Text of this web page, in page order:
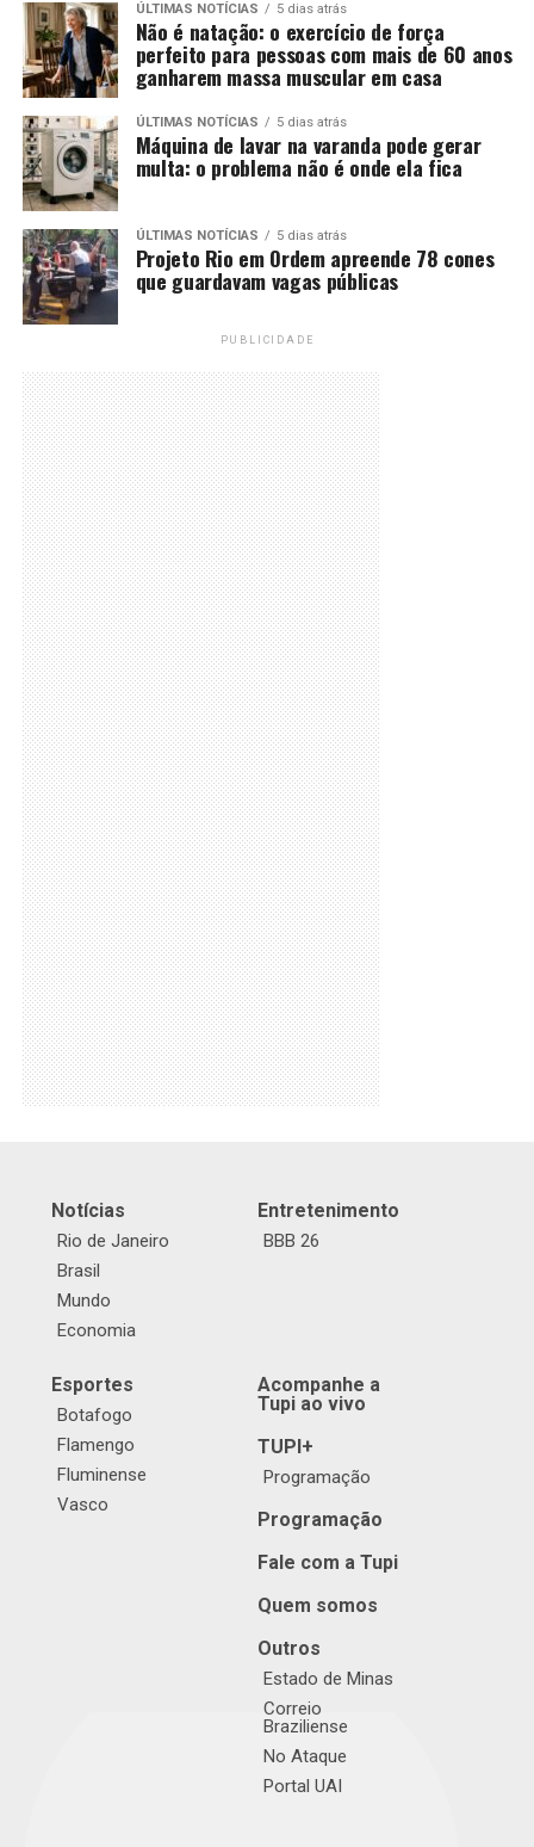
ÚLTIMAS NOTÍCIAS 5 dias atrás
Não é natação: o exercício de força
perfeito para pessoas com mais de 60 anos
ganharem massa muscular em casa
ÚLTIMAS NOTÍCIAS 5 dias atrás
Máquina de lavar na varanda pode gerar
multa: o problema não é onde ela fica
ÚLTIMAS NOTÍCIAS 5 dias atrás
Projeto Rio em Ordem apreende 78 cones
que guardavam vagas públicas
PUBLICIDADE
Notícias
Rio de Janeiro
Brasil
Mundo
Economia
Entretenimento
BBB 26
Esportes
Botafogo
Flamengo
Fluminense
Vasco
Acompanhe a
Tupi ao vivo
TUPI+
Programação
Programação
Fale com a Tupi
Quem somos
Outros
Estado de Minas
Correio
Braziliense
No Ataque
Portal UAI